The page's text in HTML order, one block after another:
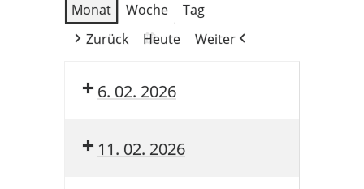
Monat
Woche
Tag
Zurück
Heute Weiter
6. 02. 2026
11. 02. 2026